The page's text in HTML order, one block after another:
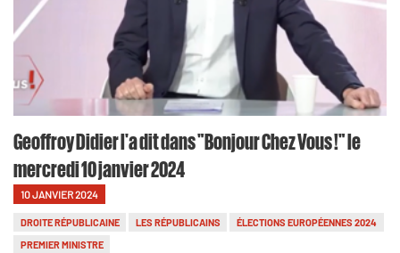
Geoffroy Didier l'a dit dans "Bonjour Chez Vous !" le
mercredi 10 janvier 2024
10 JANVIER 2024
DROITE RÉPUBLICAINE LES RÉPUBLICAINS
ÉLECTIONS EUROPÉENNES 2024
PREMIER MINISTRE